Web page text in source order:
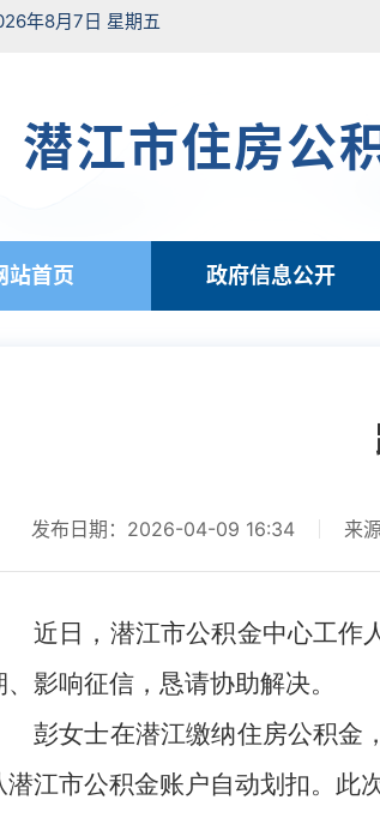
年8月7日 星期五
潜江市住房公
站首页 政府信息公开
发布日期：2026-04-09 16:34 来
近日，潜江市公积金中心工作
、影响征信，恳请协助解决。
彭女士在潜江缴纳住房公积金
潜江市公积金账户自动划扣。此